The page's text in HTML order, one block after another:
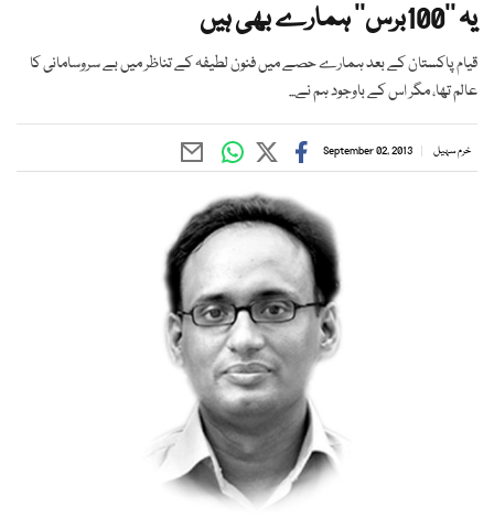
یہ ’’100برس‘‘ ہمارے بھی ہیں
قیام پاکستان کے بعد ہمارے حصے میں فنون لطیفہ کے تناظر میں بے سروسامانی کا
عالم تھا، مگر اس کے باوجود ہم نے...
خرم سہیل September 02, 2013